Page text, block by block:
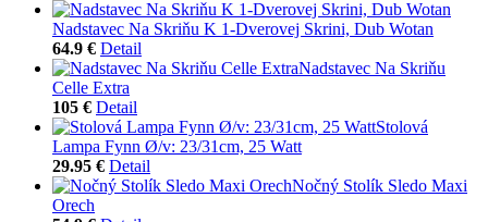
Nadstavec Na Skriňu K 1-Dverovej Skrini, Dub Wotan
64.9 € Detail
Nadstavec Na Skriňu
Celle Extra
105 € Detail
Stolová
Lampa Fynn Ø/v: 23/31cm, 25 Watt
29.95 € Detail
Nočný Stolík Sledo Maxi
Orech